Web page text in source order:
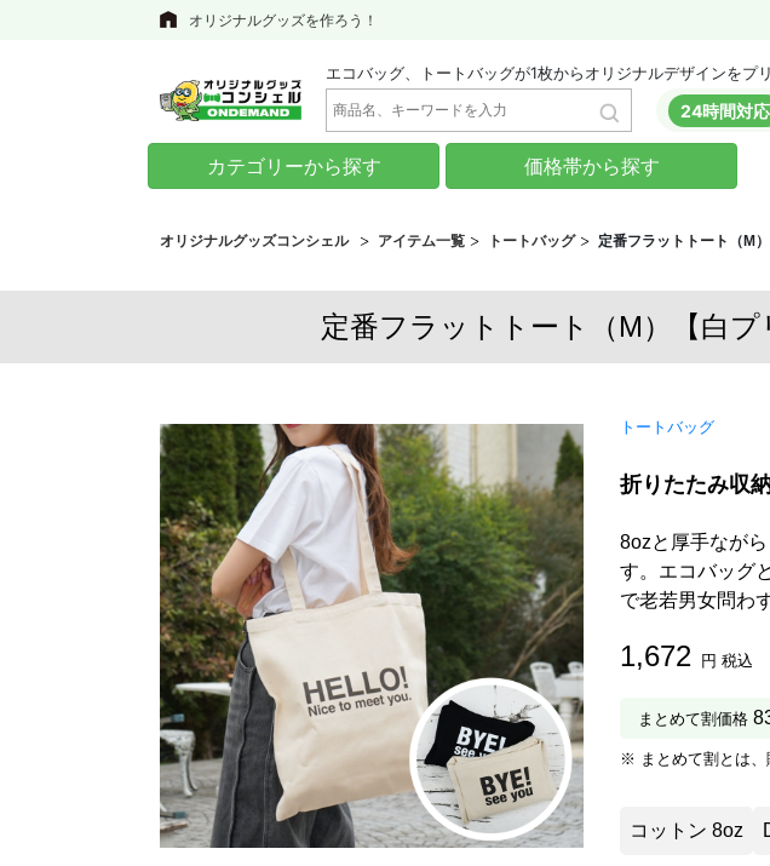
オリジナルグッズを作ろう！
エコバッグ、トートバッグが1枚からオリジナルデザインをプ
24時間対応
カテゴリーから探す 価格帯から探す
オリジナルグッズコンシェル アイテム一覧 トートバッグ 定番フラットトート（M
定番フラットトート（M）【白
トートバッグ
折りたたみ収
8ozと厚手なが
す。エコバッグ
で老若男女問わ
1,672 円 税込
まとめて割価格
※ まとめて割とは、
コットン 8oz